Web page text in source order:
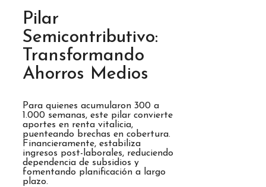
Pilar
Semicontributivo:
Transformando
Ahorros Medios
Para quienes acumularon 300 a
1.000 semanas, este pilar convierte
aportes en renta vitalicia,
puenteando brechas en cobertura.
Financieramente, estabiliza
ingresos post-laborales, reduciendo
dependencia de subsidios y
fomentando planificación a largo
plazo.